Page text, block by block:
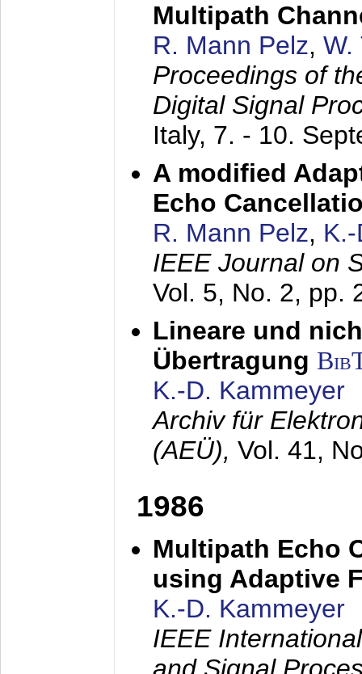
Multipath
R. Mann Pelz, W.
Proceedings of
Digital Signal
Italy, 7. - 10.
A modified
Echo
R. Mann Pelz,
IEEE Journal on
Vol. 5, No. 2, pp.
Lineare und
Übertragung
K.-D. Kammeyer
Archiv für
(AEÜ), Vol. 41,
1986
Multipath Echo
using Adaptive
K.-D. Kammeyer
IEEE